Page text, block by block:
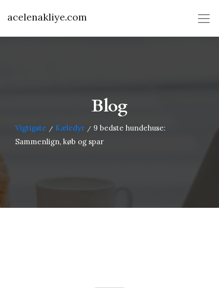
acelenakliye.com
Blog
Vigtigste / Kæledyr / 9 bedste hundehuse:
Sammenlign, køb og spar